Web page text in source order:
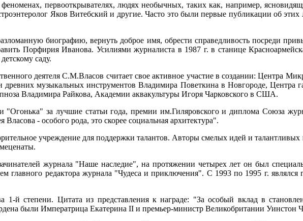
первооткрывателях, людях необычных, таких как, например,
Яков Витебский и другие. Часто это были первые публикации об этих
биографию, вернуть доброе имя, обрести справедливость посреди
Порфирия Иванова. Усилиями журналиста в 1987 г. в станице
саду.
деятеля С.М.Власов считает свое активное участие в создании: Центра
музыкальных инструментов Владимира Поветкина в Новгороде, Центра
Владимира Райкова, Академии аквакультуры Игоря Чарковского в США.
"Огонька" за лучшие статьи года, премии им.Гиляровского и диплома Союза
- особого рода, это скорее социальная архитектура".
учреждение для поддержки талантов. Авторы смелых идей и талантливых
журнала "Наше наследие", на протяжении четырех лет он был
главного редактора журнала "Чудеса и приключения". С 1993 по 1995 г.
й степени. Цитата из представления к награде: "За особый вклад в
были Императрица Екатерина II и премьер-министр Великобритании Уинстон